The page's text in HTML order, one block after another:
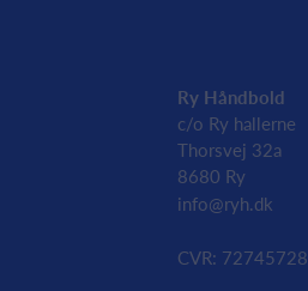
Ry Håndbold
c/o Ry hallerne
Thorsvej 32a
8680 Ry
info@ryh.dk
CVR: 72745728